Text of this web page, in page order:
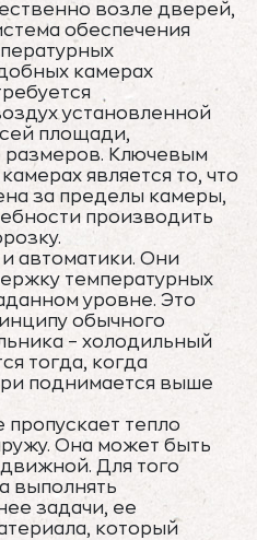
возле дверей,
обеспечения
камерах
установленной
площади,
размеров. Ключевым
является то, что
за пределы камеры,
производить
и автоматики. Они
температурных
уровне. Это
обычного
– холодильный
тогда, когда
поднимается выше
пропускает тепло
Она может быть
Для того
выполнять
задачи, ее
который